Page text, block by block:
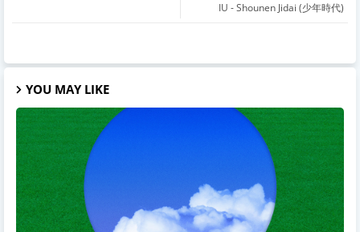
IU - Shounen Jidai (少年時代)
YOU MAY LIKE